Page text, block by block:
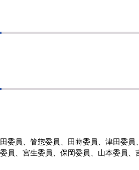
委員、管惣委員、田蒔委員、津田委員
員、宮生委員、保岡委員、山本委員、